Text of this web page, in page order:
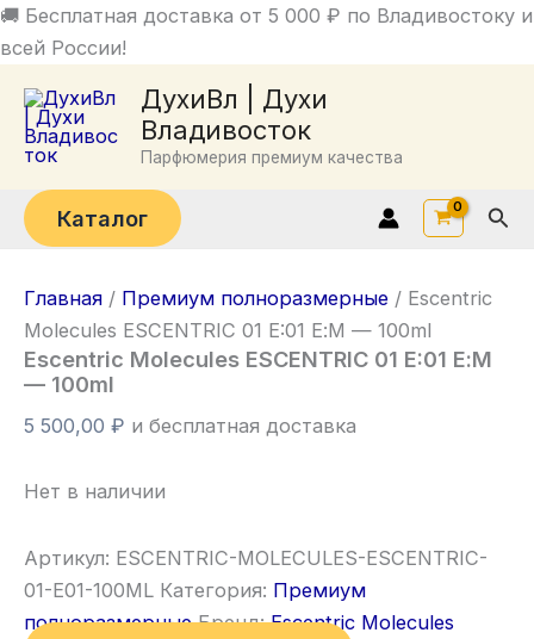
🚚 Бесплатная доставка от 5 000 ₽ по Владивостоку и
всей России!
Перейти
к
ДухиВл | Духи
Владивосток
Парфюмерия премиум качества
Каталог
Главная / Премиум полноразмерные / Escentric
Molecules ESCENTRIC 01 E:01 Е:М — 100ml
Escentric Molecules ESCENTRIC 01 E:01 Е:М
— 100ml
5 500,00 ₽ и бесплатная доставка
Нет в наличии
Артикул: ESCENTRIC-MOLECULES-ESCENTRIC-
01-E01-100ML Категория: Премиум
полноразмерные Бренд:Escentric Molecules